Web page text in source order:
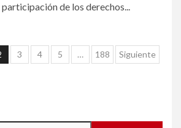
de los derechos...
3 4 5 … 188 Siguiente